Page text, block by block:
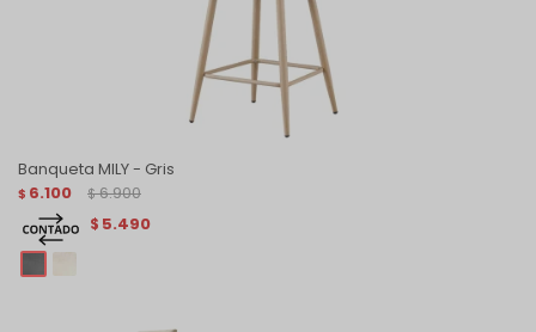
Banqueta MILY - Gris
$ 6.100 $ 6.900
$ 5.490